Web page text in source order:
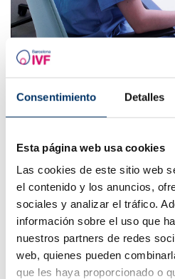
Consentimiento Detalles
Esta página web usa cookies
Las cookies de este sitio web
el contenido y los anuncios,
sociales y analizar el tráfico.
información sobre el uso que
nuestros partners de redes
web, quienes pueden
que les haya proporcionado o
Quins avantatges
comparació amb
observadors. iDAScore
classificació objectiva i
l’anàlisi automatitzada de
Diversos estudis han
capacitat predictiva és
superior a la de l’avaluació
converteix en una eina
tractaments de fertilitat.